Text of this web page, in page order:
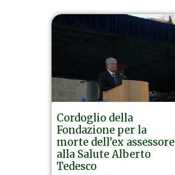
Cordoglio della
Fondazione per la
morte dell’ex assessore
alla Salute Alberto
Tedesco